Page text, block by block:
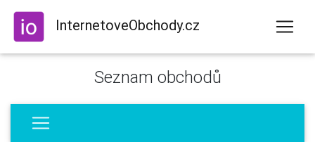
InternetoveObchody.cz
Seznam obchodů